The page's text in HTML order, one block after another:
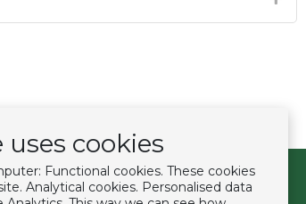
cookies
Functional cookies. These cookies
Analytical cookies. Personalised data
Volg ons